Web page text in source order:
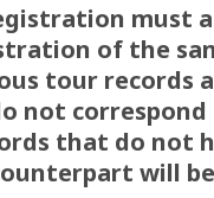
must
of the
tour records
not
that do not
will